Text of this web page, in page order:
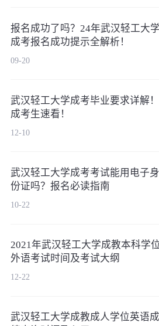
报名成功了吗？24年武汉轻工大学
成考报名成功提示全解析！
09-20
武汉轻工大学成考毕业要求详解！
成考生速看！
12-10
武汉轻工大学成考考试能用电子身
份证吗？报名必读指南
10-22
2021年武汉轻工大学成教本科学
外语考试时间及考试大纲
12-22
武汉轻工大学成教成人学位英语成